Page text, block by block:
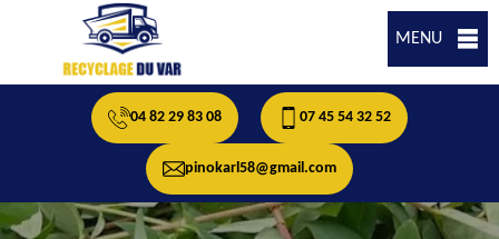
MENU
04 82 29 83 08 07 45 54 32 52
pinokarl58@gmail.com